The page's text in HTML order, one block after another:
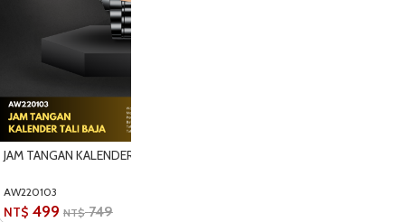
JAM TANGAN KALENDER TALI BAJA
AW220103
NT$ 499 NT$ 749